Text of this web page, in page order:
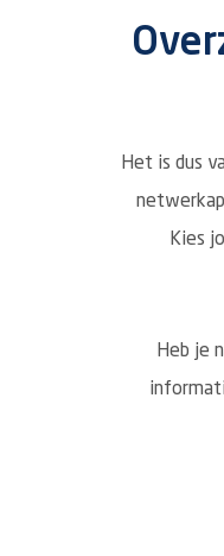
Het is dus
Kies
Heb je